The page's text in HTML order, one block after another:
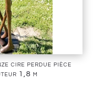
cire perdue pièce
1,8 m